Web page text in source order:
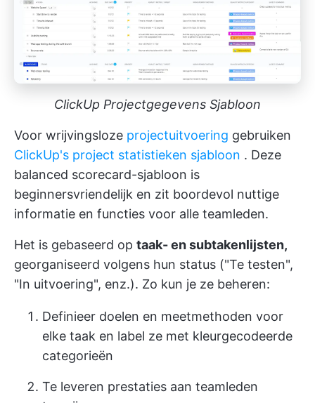
ClickUp Projectgegevens Sjabloon
Voor wrijvingsloze projectuitvoering gebruiken
ClickUp's project statistieken sjabloon . Deze
balanced scorecard-sjabloon is
beginnersvriendelijk en zit boordevol nuttige
informatie en functies voor alle teamleden.
Het is gebaseerd op taak- en subtakenlijsten,
georganiseerd volgens hun status ("Te testen",
"In uitvoering", enz.). Zo kun je ze beheren:
Definieer doelen en meetmethoden voor
elke taak en label ze met kleurgecodeerde
categorieën
Te leveren prestaties aan teamleden